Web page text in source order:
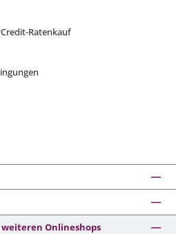
Ratenkauf
Onlineshops